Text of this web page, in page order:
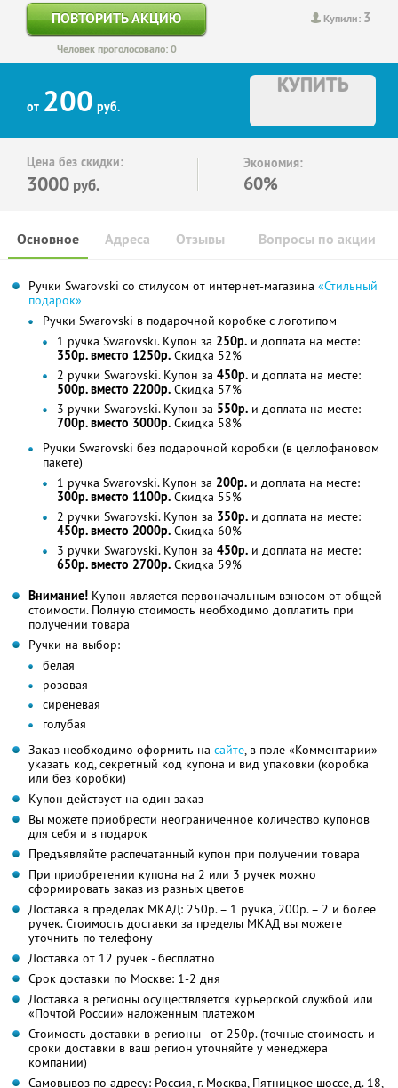
Купили: 3
ПОВТОРИТЬ АКЦИЮ
Человек проголосовало: 0
от 200 руб.
КУПИТЬ
Цена без скидки:
3000 руб.
Экономия:
60%
Основное Отзывы Вопросы по акции
Адреса
Ручки Swarovski со стилусом от интернет-магазина «Стильный
подарок»
Ручки Swarovski в подарочной коробке с логотипом
1 ручка Swarovski. Купон за 250р. и доплата на месте:
350р. вместо 1250р. Скидка 52%
2 ручки Swarovski. Купон за 450р. и доплата на месте:
500р. вместо 2200р. Скидка 57%
3 ручки Swarovski. Купон за 550р. и доплата на месте:
700р. вместо 3000р. Скидка 58%
Ручки Swarovski без подарочной коробки (в целлофановом
пакете)
1 ручка Swarovski. Купон за 200р. и доплата на месте:
300р. вместо 1100р. Скидка 55%
2 ручки Swarovski. Купон за 350р. и доплата на месте:
450р. вместо 2000р. Скидка 60%
3 ручки Swarovski. Купон за 450р. и доплата на месте:
650р. вместо 2700р. Скидка 59%
Внимание! Купон является первоначальным взносом от общей
стоимости. Полную стоимость необходимо доплатить при
получении товара
Ручки на выбор:
белая
розовая
сиреневая
голубая
Заказ необходимо оформить на сайте, в поле «Комментарии»
указать код, секретный код купона и вид упаковки (коробка
или без коробки)
Купон действует на один заказ
Вы можете приобрести неограниченное количество купонов
для себя и в подарок
Предъявляйте распечатанный купон при получении товара
При приобретении купона на 2 или 3 ручек можно
сформировать заказ из разных цветов
Доставка в пределах МКАД: 250р. – 1 ручка, 200р. – 2 и более
ручек. Стоимость доставки за пределы МКАД вы можете
уточнить по телефону
Доставка от 12 ручек - бесплатно
Срок доставки по Москве: 1-2 дня
Доставка в регионы осуществляется курьерской службой или
«Почтой России» наложенным платежом
Стоимость доставки в регионы - от 250р. (точные стоимость и
сроки доставки в ваш регион уточняйте у менеджера
компании)
Самовывоз по адресу: Россия, г. Москва, Пятницкое шоссе, д. 18,